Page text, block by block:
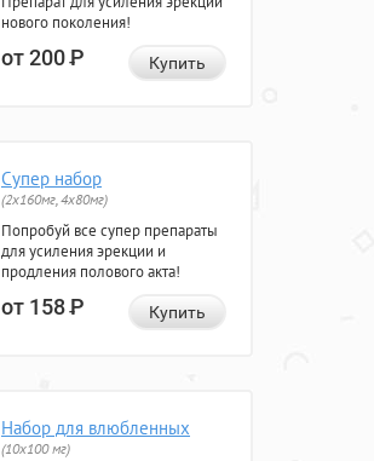
нового поколения!
от 200Р Купить
Супер набор
(2х160мг, 4х80мг)
Попробуй все супер препараты
для усиления эрекции и
продления полового акта!
от 158Р Купить
Набор для влюбленных
(10х100 мг)